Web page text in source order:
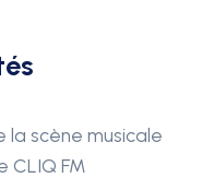
la scène musicale
CLIQ FM